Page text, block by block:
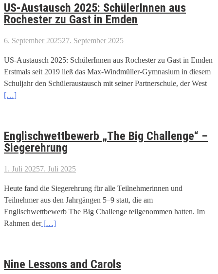
US-Austausch 2025: SchülerInnen aus
Rochester zu Gast in Emden
6. September 202527. September 2025
US-Austausch 2025: SchülerInnen aus Rochester zu Gast in Emden
Erstmals seit 2019 ließ das Max-Windmüller-Gymnasium in diesem
Schuljahr den Schüleraustausch mit seiner Partnerschule, der West
[…]
Englischwettbewerb „The Big Challenge“ –
Siegerehrung
1. Juli 20257. Juli 2025
Heute fand die Siegerehrung für alle Teilnehmerinnen und
Teilnehmer aus den Jahrgängen 5–9 statt, die am
Englischwettbewerb The Big Challenge teilgenommen hatten. Im
Rahmen der[…]
Nine Lessons and Carols